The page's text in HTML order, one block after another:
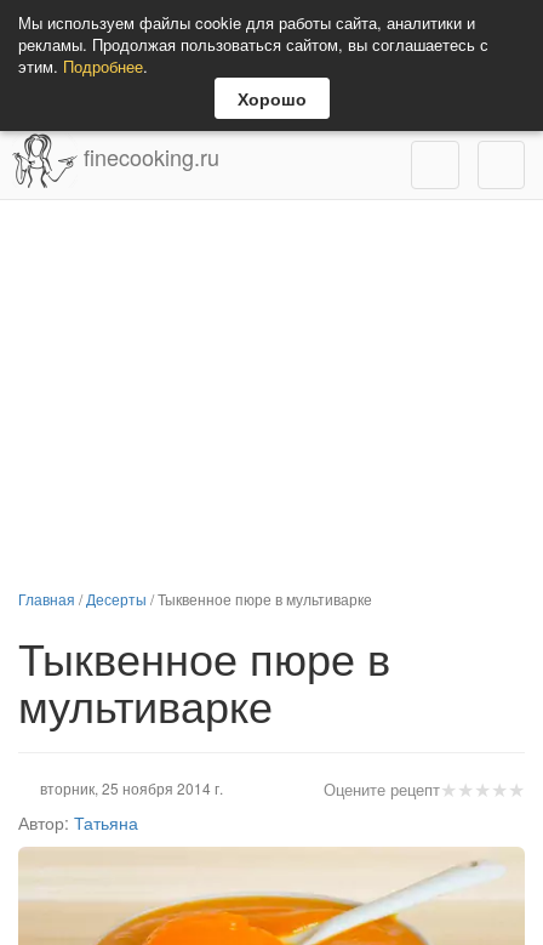
Мы используем файлы cookie для работы сайта, аналитики и
рекламы. Продолжая пользоваться сайтом, вы соглашаетесь с
этим. Подробнее.
Хорошо
finecooking.ru
Главная /Десерты /Тыквенное пюре в мультиварке
Тыквенное пюре в
мультиварке
★★★★★
Оцените рецепт
вторник, 25 ноября 2014 г.
Автор: Татьяна